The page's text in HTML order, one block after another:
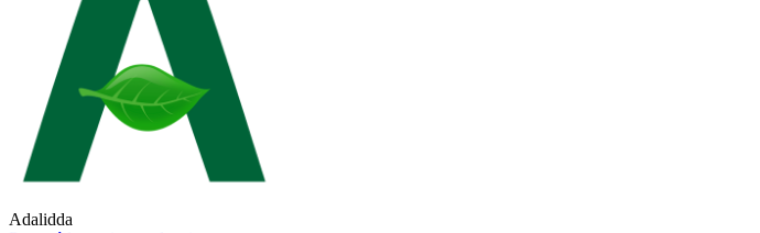
Adalidda